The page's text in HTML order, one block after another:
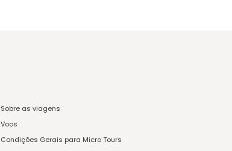
Sobre as viagens
Voos
Condições Gerais para Micro Tours